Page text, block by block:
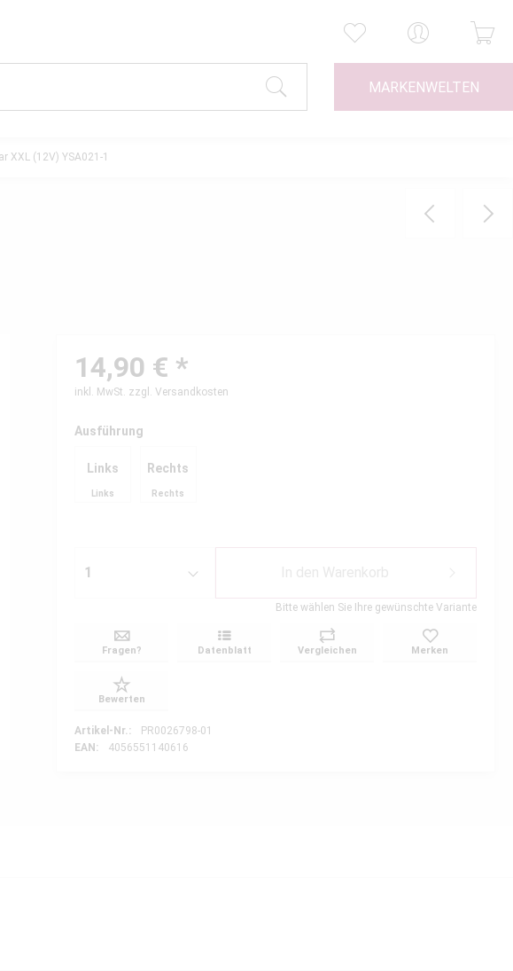
MARKENWELTEN
XXL (12V) YSA021-1
14,90 € *
inkl. MwSt. zzgl. Versandkosten
Ausführung
Links
Links
Rechts
Rechts
Bitte wählen Sie Ihre gewünschte Variante
Fragen? Datenblatt Vergleichen Merken
Bewerten
Artikel-Nr.:
PR0026798-01
EAN:
4056551140616